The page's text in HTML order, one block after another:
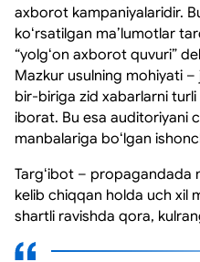
axborot kampaniyalaridir.
koʻrsatilgan maʼlumotlar
“yolgʻon axborot quvuri”
Mazkur usulning mohiyati
bir-biriga zid xabarlarni
iborat. Bu esa auditoriyani
manbalariga boʻlgan
Targʻibot – propagandada
kelib chiqqan holda uch xil
shartli ravishda qora,